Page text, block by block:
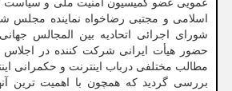
عمویی عضو کمیسیون امنیت ملی و
اسلامی و مجتبی رضاخواه نماینده مجلس
مطالب مختلفی درباب اینترنت و حکمرانی
بررسی گردید که همچون با اهمیت ترین